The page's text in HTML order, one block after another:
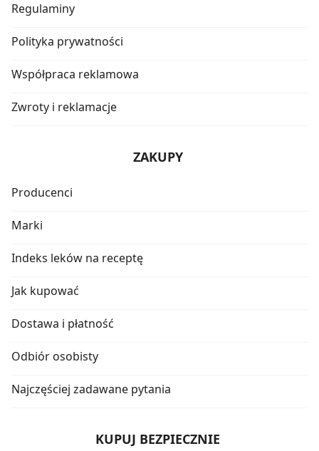
Regulaminy
Polityka prywatności
Współpraca reklamowa
Zwroty i reklamacje
ZAKUPY
Producenci
Marki
Indeks leków na receptę
Jak kupować
Dostawa i płatność
Odbiór osobisty
Najczęściej zadawane pytania
KUPUJ BEZPIECZNIE